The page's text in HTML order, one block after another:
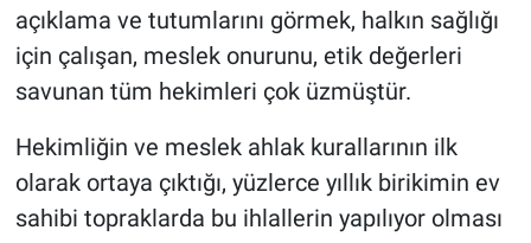
açıklama ve tutumlarını görmek, halkın sağlığı
için çalışan, meslek onurunu, etik değerleri
savunan tüm hekimleri çok üzmüştür.
Hekimliğin ve meslek ahlak kurallarının ilk
olarak ortaya çıktığı, yüzlerce yıllık birikimin ev
sahibi topraklarda bu ihlallerin yapılıyor olması